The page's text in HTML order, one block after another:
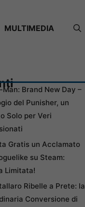
MULTIMEDIA
Man: Brand New Day –
del Punisher, un
Solo per Veri
Gratis un Acclamato
su Steam:
Limitata!
Ribelle a Prete: la
Conversione di